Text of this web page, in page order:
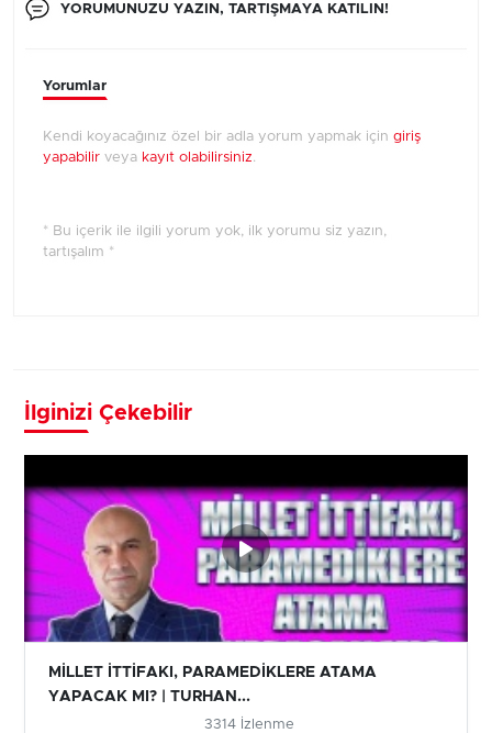
YORUMUNUZU YAZIN, TARTIŞMAYA KATILIN!
Yorumlar
Kendi koyacağınız özel bir adla yorum yapmak için giriş
yapabilir veya kayıt olabilirsiniz.
* Bu içerik ile ilgili yorum yok, ilk yorumu siz yazın,
tartışalım *
İlginizi Çekebilir
MİLLET İTTİFAKI, PARAMEDİKLERE ATAMA
YAPACAK MI? | TURHAN...
3314 İzlenme